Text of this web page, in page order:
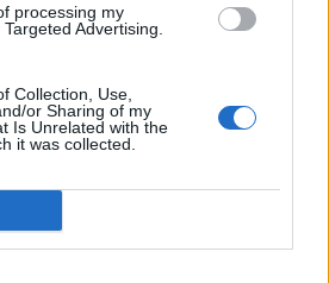
processing my
Advertising.
Collection, Use,
or Sharing of my
Is Unrelated with the
it was collected.